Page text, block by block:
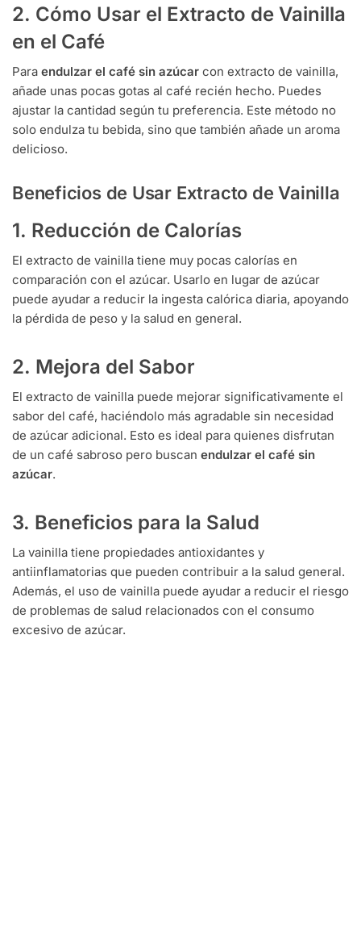
2. Cómo Usar el Extracto de Vainilla
en el Café
Para endulzar el café sin azúcar con extracto de vainilla,
añade unas pocas gotas al café recién hecho. Puedes
ajustar la cantidad según tu preferencia. Este método no
solo endulza tu bebida, sino que también añade un aroma
delicioso.
Beneficios de Usar Extracto de Vainilla
1. Reducción de Calorías
El extracto de vainilla tiene muy pocas calorías en
comparación con el azúcar. Usarlo en lugar de azúcar
puede ayudar a reducir la ingesta calórica diaria, apoyando
la pérdida de peso y la salud en general.
2. Mejora del Sabor
El extracto de vainilla puede mejorar significativamente el
sabor del café, haciéndolo más agradable sin necesidad
de azúcar adicional. Esto es ideal para quienes disfrutan
de un café sabroso pero buscan endulzar el café sin
azúcar.
3. Beneficios para la Salud
La vainilla tiene propiedades antioxidantes y
antiinflamatorias que pueden contribuir a la salud general.
Además, el uso de vainilla puede ayudar a reducir el riesgo
de problemas de salud relacionados con el consumo
excesivo de azúcar.